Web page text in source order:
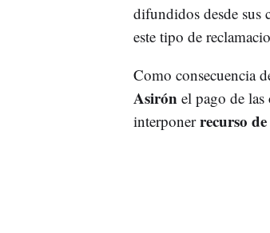
difundidos desde sus
este tipo de
Como consecuencia
Asirón el pago de las
interponerrecurso